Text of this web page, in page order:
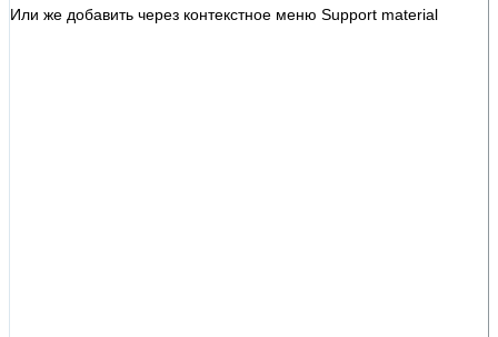
Или же добавить через контекстное меню Support material